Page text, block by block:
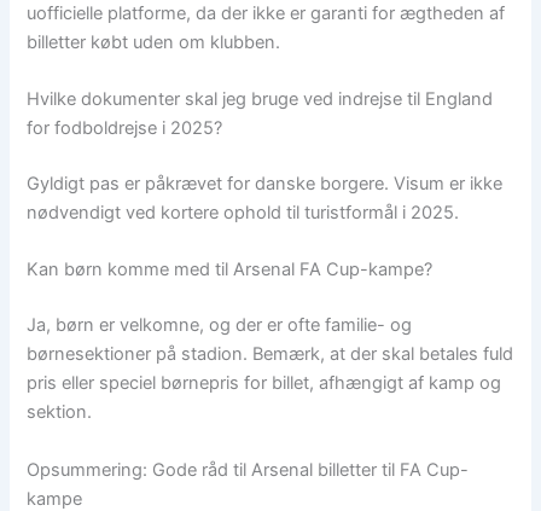
uofficielle platforme, da der ikke er garanti for ægtheden af
billetter købt uden om klubben.
Hvilke dokumenter skal jeg bruge ved indrejse til England
for fodboldrejse i 2025?
Gyldigt pas er påkrævet for danske borgere. Visum er ikke
nødvendigt ved kortere ophold til turistformål i 2025.
Kan børn komme med til Arsenal FA Cup-kampe?
Ja, børn er velkomne, og der er ofte familie- og
børnesektioner på stadion. Bemærk, at der skal betales fuld
pris eller speciel børnepris for billet, afhængigt af kamp og
sektion.
Opsummering: Gode råd til Arsenal billetter til FA Cup-
kampe